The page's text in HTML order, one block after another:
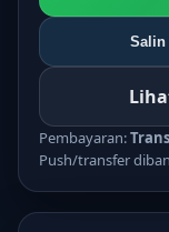
Salin
Pembayaran:
Push/transfer